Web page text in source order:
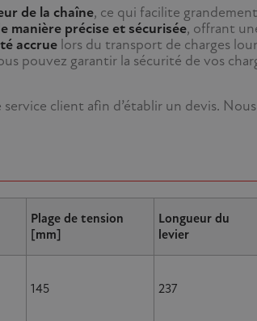
de la chaîne, ce qui facilite
manière précise et sécurisée, offrant
accrue lors du transport de charges
pouvez garantir la sécurité de vos
client afin d’établir un devis.
Plage de tension
[mm]
Longueur du
levier
145 237